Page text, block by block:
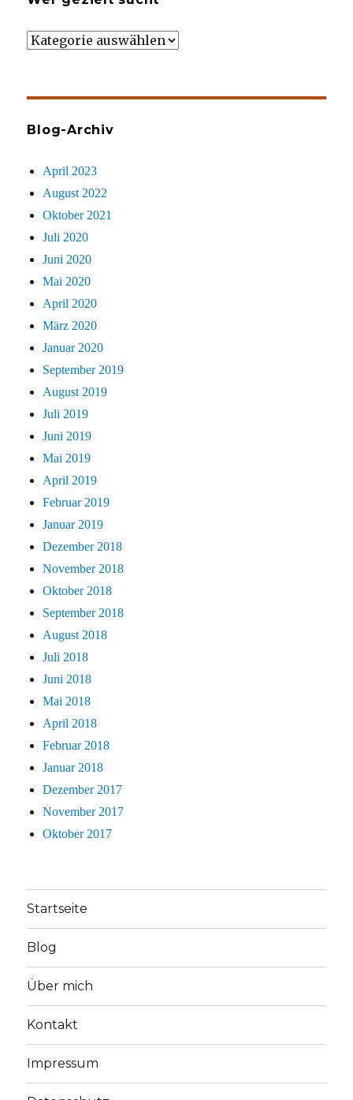
Wer
Blog-Archiv
April 2023
August 2022
Oktober 2021
Juli 2020
Juni 2020
Mai 2020
April 2020
März 2020
Januar 2020
September 2019
August 2019
Juli 2019
Juni 2019
Mai 2019
April 2019
Februar 2019
Januar 2019
Dezember 2018
November 2018
Oktober 2018
September 2018
August 2018
Juli 2018
Juni 2018
Mai 2018
April 2018
Februar 2018
Januar 2018
Dezember 2017
November 2017
Oktober 2017
Startseite
Blog
Über mich
Kontakt
Impressum